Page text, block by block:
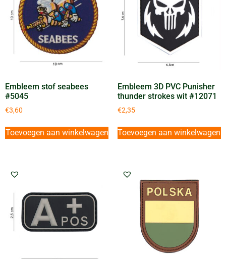
Embleem stof seabees
#5045
€3,60
Toevoegen aan winkelwagen
Embleem 3D PVC Punisher
thunder strokes wit #12071
€2,35
Toevoegen aan winkelwagen